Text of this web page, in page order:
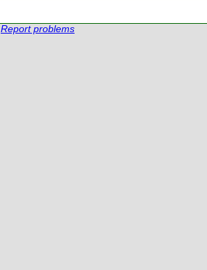
Report problems